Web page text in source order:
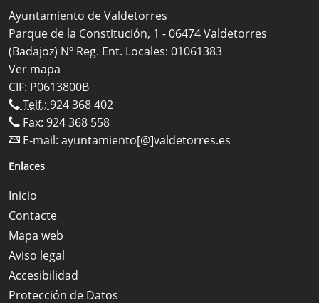
Ayuntamiento de Valdetorres
Parque de la Constitución, 1 - 06474 Valdetorres
(Badajoz) Nº Reg. Ent. Locales: 01061383
Ver mapa
CIF: P0613800B
Telf.: 924 368 402
Fax: 924 368 558
E-mail: ayuntamiento[@]valdetorres.es
Enlaces
Inicio
Contacte
Mapa web
Aviso legal
Accesibilidad
Protección de Datos